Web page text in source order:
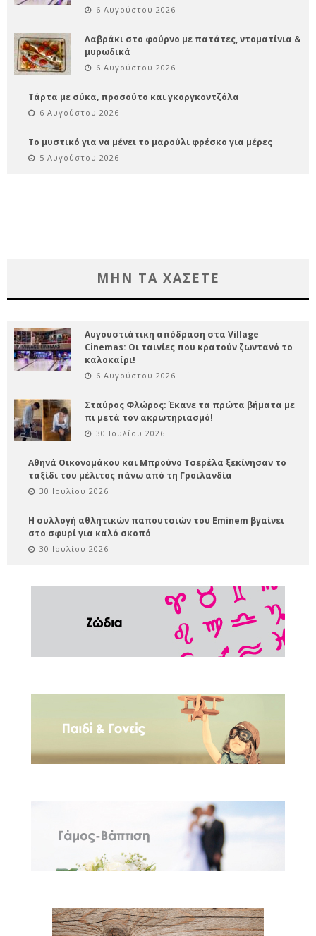
6 Αυγούστου 2026
Λαβράκι στο φούρνο με πατάτες, ντοματίνια &
μυρωδικά
6 Αυγούστου 2026
Τάρτα με σύκα, προσούτο και γκοργκοντζόλα
6 Αυγούστου 2026
Το μυστικό για να μένει το μαρούλι φρέσκο για μέρες
5 Αυγούστου 2026
ΜΗΝ ΤΑ ΧΑΣΕΤΕ
Αυγουστιάτικη απόδραση στα Village
Cinemas: Οι ταινίες που κρατούν ζωντανό το
καλοκαίρι!
6 Αυγούστου 2026
Σταύρος Φλώρος: Έκανε τα πρώτα βήματα με
πι μετά τον ακρωτηριασμό!
30 Ιουλίου 2026
Αθηνά Οικονομάκου και Μπρούνο Τσερέλα ξεκίνησαν το
ταξίδι του μέλιτος πάνω από τη Γροιλανδία
30 Ιουλίου 2026
Η συλλογή αθλητικών παπουτσιών του Eminem βγαίνει
στο σφυρί για καλό σκοπό
30 Ιουλίου 2026